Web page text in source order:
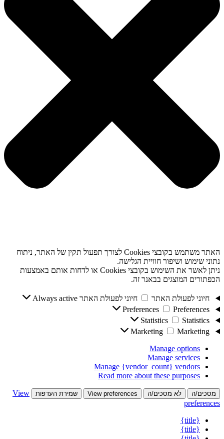
האתר משתמש בקובצי Cookies לצורך תפעול תקין של האתר, ניתוח
נתוני שימוש ושיפור חוויית הגלישה.
ניתן לאשר את השימוש בקובצי Cookies או לדחות אותם באמצעות
הכפתורים המוצגים בבאנר זה.
חיוני לפעולת האתר חיוני לפעולת האתר Always active
Preferences
Preferences
Statistics
Statistics
Marketing
Marketing
Manage options
Manage services
Manage {vendor_count} vendors
Read more about these purposes
מסכים/ה לא מסכים/ה View preferences שמירת העדפות
View
preferences
{title}
{title}